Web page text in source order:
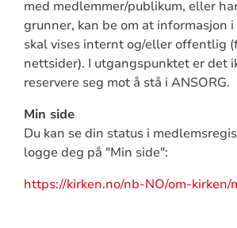
med medlemmer/publikum, eller
grunner, kan be om at informasjon
skal vises internt og/eller offentlig
nettsider). I utgangspunktet er det
reservere seg mot å stå i ANSORG.
Min side
Du kan se din status i
logge deg på "Min side":
https://kirken.no/nb-NO/om-kirken/